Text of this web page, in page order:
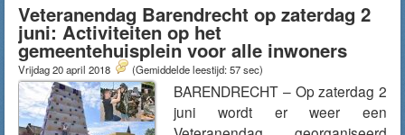
Veteranendag Barendrecht op zaterdag 2
juni: Activiteiten op het
gemeentehuisplein voor alle inwoners
Vrijdag 20 april 2018 (Gemiddelde leestijd: 57 sec)
BARENDRECHT – Op zaterdag 2
juni wordt er weer een